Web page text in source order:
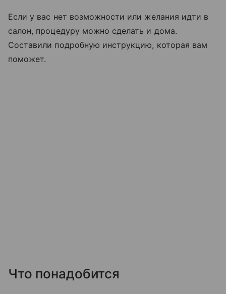
Если у вас нет возможности или желания идти в
салон, процедуру можно сделать и дома.
Составили подробную инструкцию, которая вам
поможет.
Что понадобится